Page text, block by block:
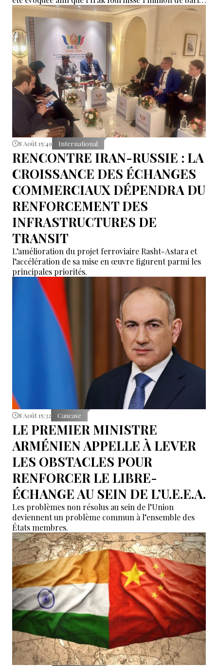
de pétrole brut nécessaires aux raffineries turques.
8 Août 15:49 International
RENCONTRE IRAN-RUSSIE : LA
CROISSANCE DES ÉCHANGES
COMMERCIAUX DÉPENDRA DU
RENFORCEMENT DES
INFRASTRUCTURES DE
TRANSIT
L’amélioration du projet ferroviaire Rasht-Astara et
l’accélération de sa mise en œuvre figurent parmi les
principales priorités.
8 Août 15:32 Caucase
LE PREMIER MINISTRE
ARMÉNIEN APPELLE À LEVER
LES OBSTACLES POUR
RENFORCER LE LIBRE-
ÉCHANGE AU SEIN DE L’U.E.E.A.
Les problèmes non résolus au sein de l’Union
deviennent un problème commun à l’ensemble des
États membres.